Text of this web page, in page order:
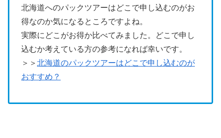
北海道へのパックツアーはどこで申し込むのがお
得なのか気になるところですよね。
実際にどこがお得か比べてみました。どこで申し
込むか考えている方の参考になれば幸いです。
＞＞ 北海道のパックツアーはどこで申し込むのが
おすすめ？